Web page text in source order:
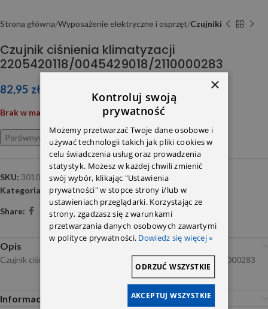
Strona główna Wyposażenie elektryczne i osprzęt Czujniki
Czujnik ciśnienia klimatyzacji
2205420118/0045429018/2110000283
82,95 zł
Brak w magazynie
Porównywarka Ulubione
SKU: 301070
Kategoria:
Czujniki
Share:
Opis
Czujnik ciśnienia klimatyzacji 2205420118/0045429018/2110000283
Informacje dodatkowe
×
Kontroluj swoją
prywatność
Możemy przetwarzać Twoje dane osobowe i
używać technologii takich jak pliki cookies w
celu świadczenia usług oraz prowadzenia
statystyk. Możesz w każdej chwili zmienić
swój wybór, klikając "Ustawienia
prywatności" w stopce strony i/lub w
ustawieniach przeglądarki. Korzystając ze
strony, zgadzasz się z warunkami
przetwarzania danych osobowych zawartymi
w polityce prywatności. Dowiedz się więcej »
AKCEPTUJ WSZYSTKIE
ODRZUĆ WSZYSTKIE